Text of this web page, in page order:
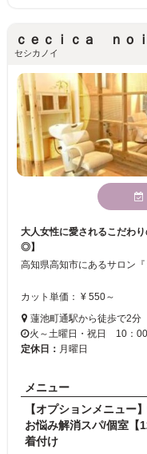
ｃｅｃｉｃａ ｎｏｉ
セシカノイ
大人女性に愛されるこだわ
◎】
カット単価： ¥ 550～
蓮池町通駅から徒歩で2分
火～土曜日・祝日 10：
定休日： 月曜日
メニュー
【オプションメニュー
着付け